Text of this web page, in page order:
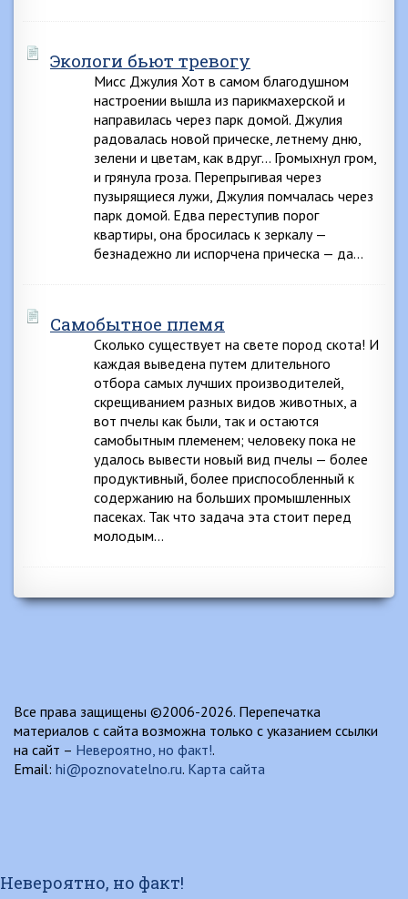
Экологи бьют тревогу
Мисс Джулия Хот в самом благодушном
настроении вышла из парикмахерской и
направилась через парк домой. Джулия
радовалась новой прическе, летнему дню,
зелени и цветам, как вдруг… Громыхнул гром,
и грянула гроза. Перепрыгивая через
пузырящиеся лужи, Джулия помчалась через
парк домой. Едва переступив порог
квартиры, она бросилась к зеркалу —
безнадежно ли испорчена прическа — да…
Самобытное племя
Сколько существует на свете пород скота! И
каждая выведена путем длительного
отбора самых лучших производителей,
скрещиванием разных видов животных, а
вот пчелы как были, так и остаются
самобытным племенем; человеку пока не
удалось вывести новый вид пчелы — более
продуктивный, более приспособленный к
содержанию на больших промышленных
пасеках. Так что задача эта стоит перед
молодым…
Все права защищены ©2006-2026. Перепечатка
материалов с сайта возможна только с указанием ссылки
на сайт – Невероятно, но факт!.
Email: hi@poznovatelno.ru. Карта сайта
Невероятно, но факт!